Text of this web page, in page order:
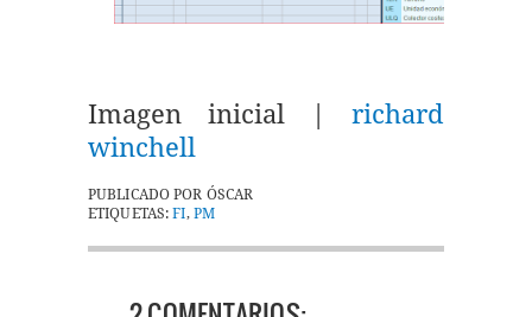
Imagen inicial | richard
winchell
PUBLICADO POR ÓSCAR
ETIQUETAS:FI, PM